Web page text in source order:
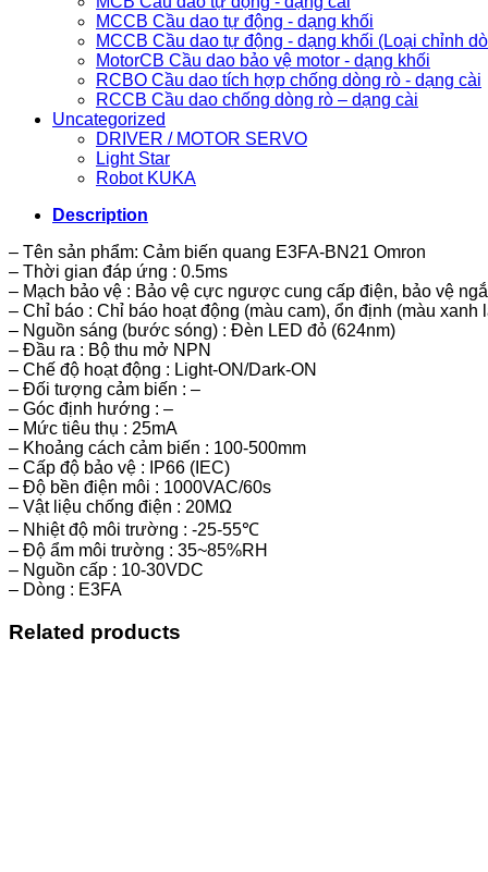
MCCB Cầu dao tự động - dạng khối
MCCB Cầu dao tự động - dạng khối (Loại chỉnh
MotorCB Cầu dao bảo vệ motor - dạng khối
RCBO Cầu dao tích hợp chống dòng rò - dạng cài
RCCB Cầu dao chống dòng rò – dạng cài
Uncategorized
DRIVER / MOTOR SERVO
Light Star
Robot KUKA
Description
– Tên sản phẩm: Cảm biến quang E3FA-BN21 Omron
– Thời gian đáp ứng : 0.5ms
– Mạch bảo vệ : Bảo vệ cực ngược cung cấp điện, bảo vệ
– Chỉ báo : Chỉ báo hoạt động (màu cam), ổn định (màu xanh
– Nguồn sáng (bước sóng) : Đèn LED đỏ (624nm)
– Đầu ra : Bộ thu mở NPN
– Chế độ hoạt động : Light-ON/Dark-ON
– Đối tượng cảm biến : –
– Góc định hướng : –
– Mức tiêu thụ : 25mA
– Khoảng cách cảm biến : 100-500mm
– Cấp độ bảo vệ : IP66 (IEC)
– Độ bền điện môi : 1000VAC/60s
– Vật liệu chống điện : 20MΩ
– Nhiệt độ môi trường : -25-55℃
– Độ ẩm môi trường : 35~85%RH
– Nguồn cấp : 10-30VDC
– Dòng : E3FA
Related products